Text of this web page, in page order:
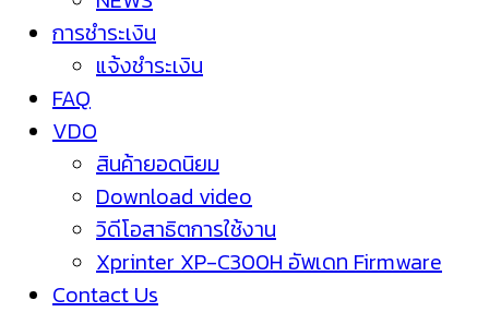
การชำระเงิน
แจ้งชำระเงิน
FAQ
VDO
สินค้ายอดนิยม
Download video
วิดีโอสาธิตการใช้งาน
Xprinter XP-C300H อัพเดท Firmware
Contact Us